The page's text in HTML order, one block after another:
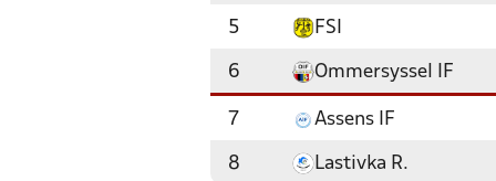
5 FSI
6 Ommersyssel IF
7 Assens IF
8 Lastivka R.